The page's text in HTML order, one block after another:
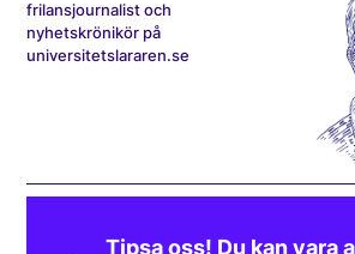
frilansjournalist och
nyhetskrönikör på
universitetslararen.se
Tipsa oss! Du kan vara